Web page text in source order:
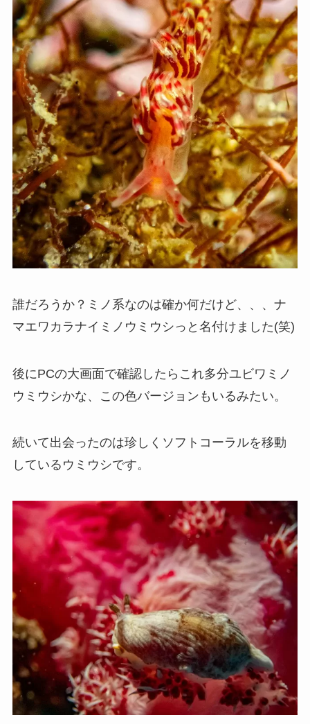
誰だろうか？ミノ系なのは確か何だけど、、、ナ
マエワカラナイミノウミウシっと名付けました(笑)
後にPCの大画面で確認したらこれ多分ユビワミノ
ウミウシかな、この色バージョンもいるみたい。
続いて出会ったのは珍しくソフトコーラルを移動
しているウミウシです。